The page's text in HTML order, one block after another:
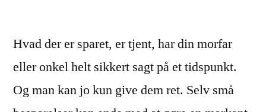
Hvad der er sparet, er tjent, har din morfar
eller onkel helt sikkert sagt på et tidspunkt.
Og man kan jo kun give dem ret. Selv små